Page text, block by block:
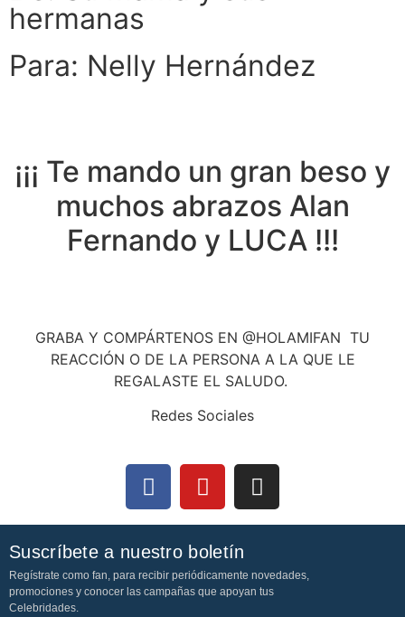
hermanas
Para: Nelly Hernández
¡¡¡ Te mando un gran beso y
muchos abrazos Alan
Fernando y LUCA !!!
GRABA Y COMPÁRTENOS EN @HOLAMIFAN TU
REACCIÓN O DE LA PERSONA A LA QUE LE
REGALASTE EL SALUDO.
Redes Sociales
Suscríbete a nuestro boletín
Regístrate como fan, para recibir periódicamente novedades,
promociones y conocer las campañas que apoyan tus
Celebridades.